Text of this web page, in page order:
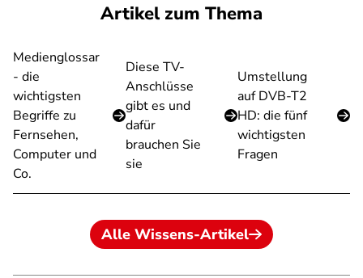
Artikel zum Thema
Medienglossar
- die
wichtigsten
Begriffe zu
Fernsehen,
Computer und
Co.
Diese TV-
Anschlüsse
gibt es und
dafür
brauchen Sie
sie
Umstellung
auf DVB-T2
HD: die fünf
wichtigsten
Fragen
Alle Wissens-Artikel